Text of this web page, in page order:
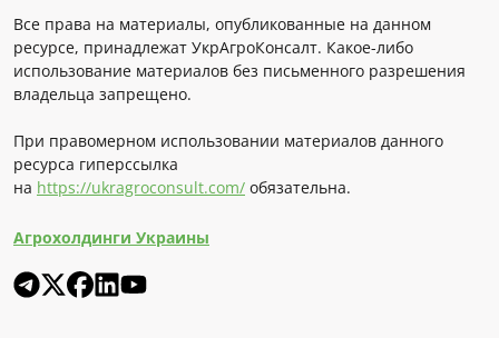
Все права на материалы, опубликованные на данном
ресурсе, принадлежат УкрАгроКонсалт. Какое-либо
использование материалов без письменного разрешения
владельца запрещено.
При правомерном использовании материалов данного
ресурса гиперссылка
на https://ukragroconsult.com/ обязательна.
Агрохолдинги Украины